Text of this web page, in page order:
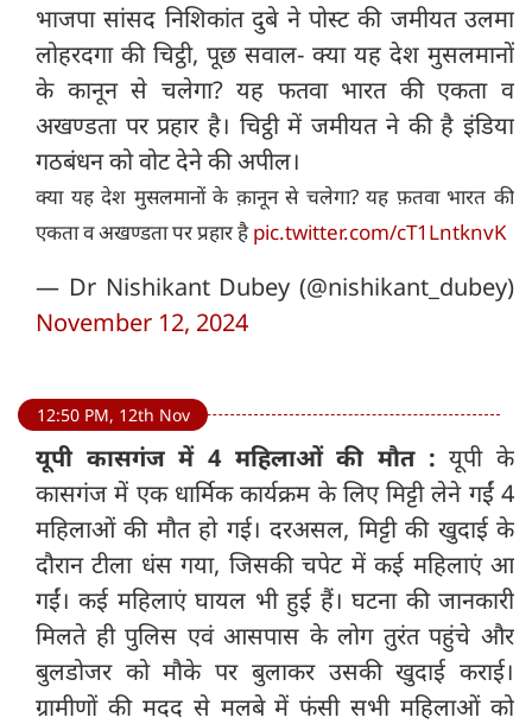
भाजपा सांसद निशिकांत दुबे ने पोस्ट की जमीयत उलमा
लोहरदगा की चिट्ठी, पूछ सवाल- क्या यह देश मुसलमानों
के कानून से चलेगा? यह फतवा भारत की एकता व
अखण्डता पर प्रहार है। चिट्ठी में जमीयत ने की है इंडिया
गठबंधन को वोट देने की अपील।
क्या यह देश मुसलमानों के क़ानून से चलेगा? यह फ़तवा भारत की
एकता व अखण्डता पर प्रहार हैpic.twitter.com/cT1LntknvK
— Dr Nishikant Dubey (@nishikant_dubey)
November 12, 2024
12:50 PM, 12th Nov
यूपी कासगंज में 4 महिलाओं की मौत :यूपी के
कासगंज में एक धार्मिक कार्यक्रम के लिए मिट्टी लेने गईं 4
महिलाओं की मौत हो गई। दरअसल, मिट्टी की खुदाई के
दौरान टीला धंस गया, जिसकी चपेट में कई महिलाएं आ
गईं। कई महिलाएं घायल भी हुई हैं। घटना की जानकारी
मिलते ही पुलिस एवं आसपास के लोग तुरंत पहुंचे और
बुलडोजर को मौके पर बुलाकर उसकी खुदाई कराई।
ग्रामीणों की मदद से मलबे में फंसी सभी महिलाओं को